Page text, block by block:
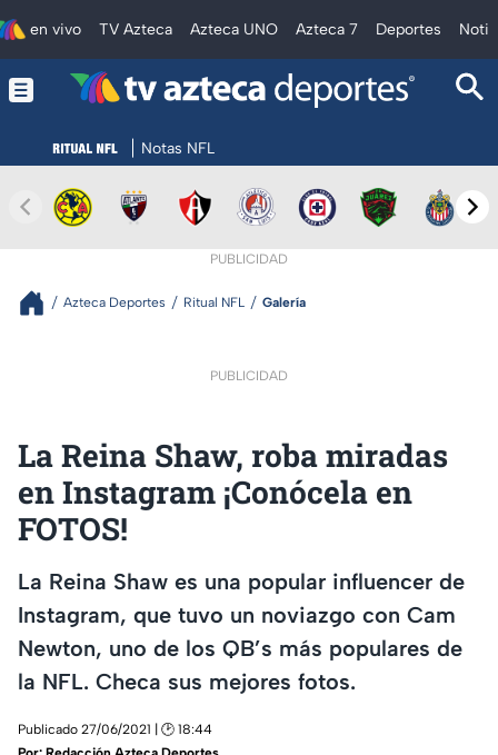
en vivo TV Azteca Azteca UNO Azteca 7 Deportes
Notas NFL
PUBLICIDAD
Azteca Deportes Ritual NFL Galería
PUBLICIDAD
La Reina Shaw, roba miradas
en Instagram ¡Conócela en
FOTOS!
La Reina Shaw es una popular influencer de
Instagram, que tuvo un noviazgo con Cam
Newton, uno de los QB’s más populares de
la NFL. Checa sus mejores fotos.
Publicado 27/06/2021 | 🕑 18:44